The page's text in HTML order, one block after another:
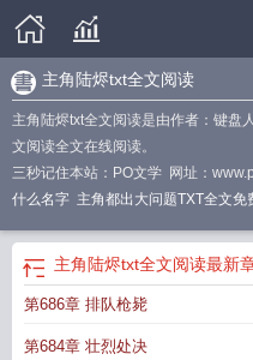
主角陆烬txt全文阅读
主角陆烬txt全文阅读是由作者：键盘
文阅读全文在线阅读。
三秒记住本站：PO文学 网址：
什么名字 主角都出大问题TXT全文免
主角陆烬txt全文阅读最新
第686章 排队枪毙
第684章 壮烈处决